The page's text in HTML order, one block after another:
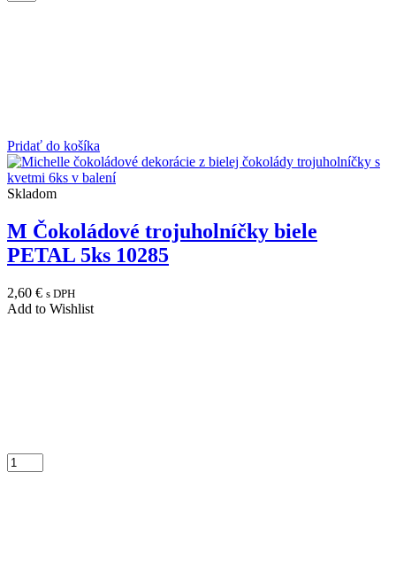
Pridať do košíka
Skladom
M Čokoládové trojuholníčky biele
PETAL 5ks 10285
2,60 € s DPH
Add to Wishlist